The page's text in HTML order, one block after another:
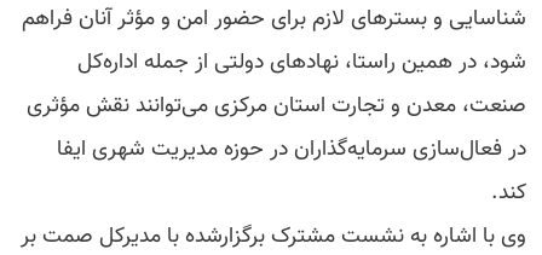
شناسایی و بسترهای لازم برای حضور امن و مؤثر آنان فراهم
شود، در همین راستا، نهادهای دولتی از جمله اداره‌کل
صنعت، معدن و تجارت استان مرکزی می‌توانند نقش مؤثری
در فعال‌سازی سرمایه‌گذاران در حوزه مدیریت شهری ایفا
کند.
وی با اشاره به نشست مشترک برگزارشده با مدیرکل صمت بر